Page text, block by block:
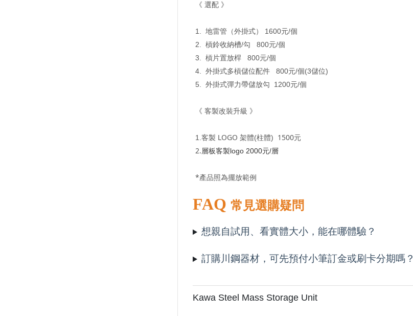
《 選配 》
1. 地雷管（外掛式）
1600元/個
2.
槓鈴收納槽/勾
800元/個
3.
槓片置放桿
800元/個
4.
外掛式多槓儲位配件 800元/個(3儲位)
5.
外掛式彈力帶儲放勾 1200元/個
《 客製改裝升級 》
1. 客製 LOGO 架體(柱體)
1500元
2.層板客製logo 2000元/層
*產品照為擺放範例
FAQ 常見選購疑問
想親自試用、看實體大小，能在哪體驗？
訂購川鋼器材，可先預付小筆訂金或刷卡分期嗎？
Kawa Steel Mass Storage Unit